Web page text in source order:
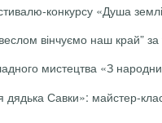
конкурсу «Душа
вінчуємо наш край”
мистецтва «З
Савки»: майстер-